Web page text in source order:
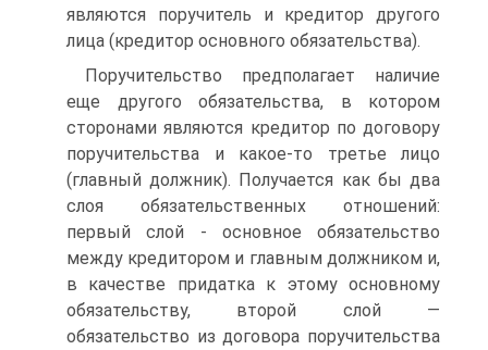
являются поручитель и кредитор другого
лица (кредитор основного обязательства).
Поручительство предполагает наличие
еще другого обязательства, в котором
сторонами являются кредитор по договору
поручительства и какое-то третье лицо
(главный должник). Получается как бы два
слоя обязательственных отношений:
первый слой - основное обязательство
между кредитором и главным должником и,
в качестве придатка к этому основному
обязательству, второй слой —
обязательство из договора поручительства